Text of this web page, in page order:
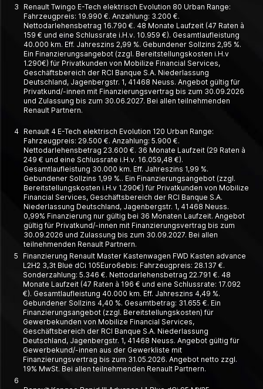
3
Renault Twingo E-Tech elektrisch Evolution 80 Urban Range:
Fahrzeugpreis: 19.990 €. Anzahlung: 3.200 €.
Nettodarlehensbetrag 16.790 €. 48 Monate Laufzeit (47 Raten à
159 € und eine Schlussrate i.H.v. 10.959 €). Gesamtlaufleistung
40.000 km. Eff. Jahreszins 2,99 %. Gebundener Sollzins 2,95 %.
Ein Finanzierungsangebot (zzgl. Bereitstellungskosten i.H.v
1.290€) für Privatkunden von Mobilize Financial Services,
Geschäftsbereich der RCI Banque S.A. Niederlassung
Deutschland, Jagenbergstr. 1, 41468 Neuss. Angebot gültig für
Privatkund/-innen mit Finanzierungsvertrag bis zum 30.09.2026
und Zulassung bis zum 30.06.2027. Bei allen teilnehmenden
Renault Partnern.
4 Renault 4 E-Tech elektrisch Evolution 120 Urban Range:
Fahrzeugpreis: 29.500 €. Anzahlung: 5.900 €.
Nettodarlehensbetrag 23.600 €. 36 Monate Laufzeit (29 Raten à
249 € und eine Schlussrate i.H.v. 16.059,48 €).
Gesamtlaufleistung 30.000 km. Eff. Jahreszins 1,99 %.
Gebundener Sollzins 1,99 %.. Ein Finanzierungsangebot (zzgl.
Bereitstellungskosten i.H.v 1.290€) für Privatkunden von Mobilize
Financial Services, Geschäftsbereich der RCI Banque S.A.
Niederlassung Deutschland, Jagenbergstr. 1, 41468 Neuss.
0,99% Finanzierung nur gültig bei 36 Monaten Laufzeit. Angebot
gültig für Privatkund/-innen mit Finanzierungsvertrag bis zum
30.09.2026 und Zulassung bis zum 30.09.2027. Bei allen
teilnehmenden Renault Partnern.
5
Finanzierung Renault Master Kastenwagen FWD Kasten advance
L2H2 3,3t Blue dCi 105Euro6ebis: Fahrzeugpreis: 28.137 €.
Sonderzahlung: 5.346 €. Nettodarlehensbetrag 22.791 €. 48
Monate Laufzeit (47 Raten à 196 € und eine Schlussrate: 17.092
€). Gesamtlaufleistung 40.000 km. Eff. Jahreszins 4,49 %.
Gebundener Sollzins 4,40 %. Gesamtbetrag: 31.655 €. Ein
Finanzierungsangebot (zzgl. Bereitstellungskosten) für
Gewerbekunden von Mobilize Financial Services,
Geschäftsbereich der RCI Banque S.A. Niederlassung
Deutschland, Jagenbergstr. 1, 41468 Neuss. Angebot gültig für
Gewerbekund/-innen aus der Gewerkliste mit
Finanzierungsvertrag bis zum 31.05.2026. Angebot netto zzgl.
19% MwSt. Bei allen teilnehmenden Renault Partnern.
6